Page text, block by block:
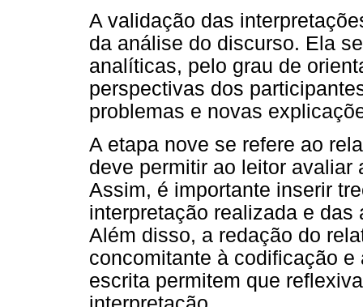
A validação das
da análise do discurso. Ela
analíticas, pelo grau de
perspectivas dos
problemas e novas
A etapa nove se refere ao
deve permitir ao leitor avaliar
Assim, é importante inserir
interpretação realizada e
Além disso, a redação do
concomitante à codificação
escrita permitem que